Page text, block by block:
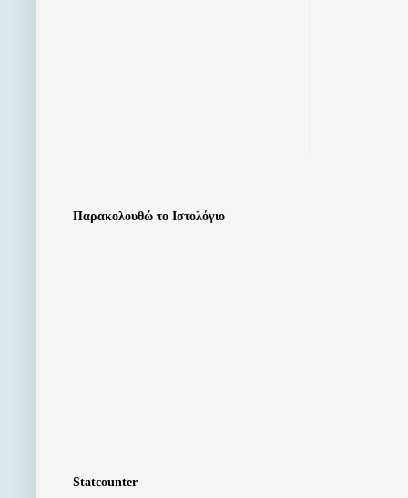
Παρακολουθώ το Ιστολόγιο
Statcounter